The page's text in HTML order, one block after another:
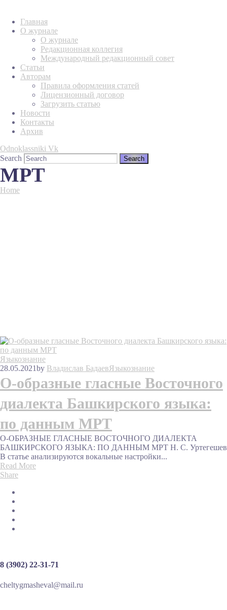
Главная
О журнале
О журнале
Редакционная коллегия
Международный редакционный совет
Статьи
Авторам
Правила оформления статей
Лицензионный договор
Загрузить статью
Новости
Контакты
Архив
Odnoklassniki Vk
Search
МРТ
Home
Языкознание
28.05.2021by Владислав БадаевЯзыкознание
О-образные гласные Восточного
диалекта Башкирского языка:
по данным МРТ
О-ОБРАЗНЫЕ ГЛАСНЫЕ ВОСТОЧНОГО ДИАЛЕКТА
БАШКИРСКОГО ЯЗЫКА: ПО ДАННЫМ МРТ Н. С. Уртегешев
В статье анализируются вокальные настройки...
Read More
Share
8 (3902) 22-31-71
cheltygmasheval@mail.ru